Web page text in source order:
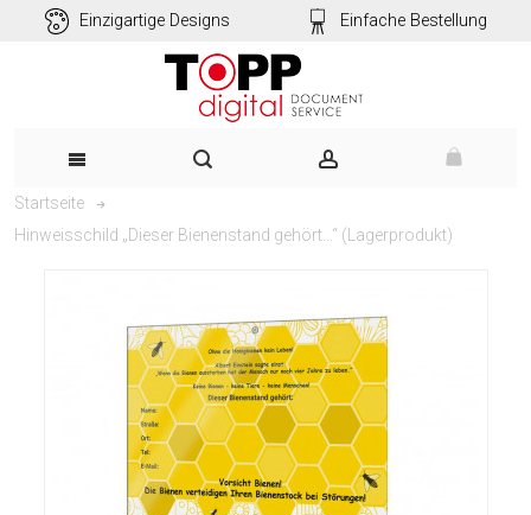
Einzigartige Designs Einfache Bestellung
Startseite
Hinweisschild „Dieser Bienenstand gehört...“ (Lagerprodukt)